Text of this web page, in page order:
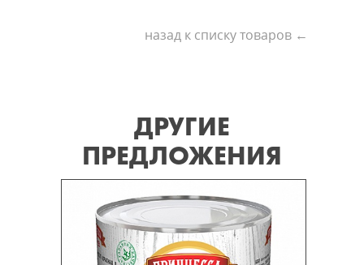
назад к списку товаров ←
ДРУГИЕ
ПРЕДЛОЖЕНИЯ